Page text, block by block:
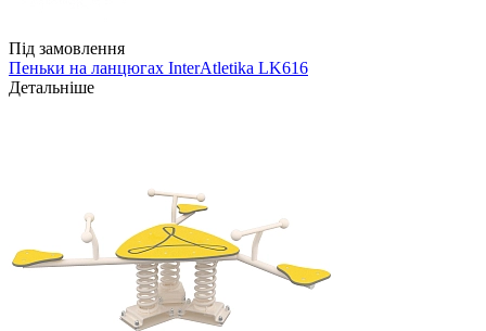
Під замовлення
Пеньки на ланцюгах InterAtletika LK616
Детальніше